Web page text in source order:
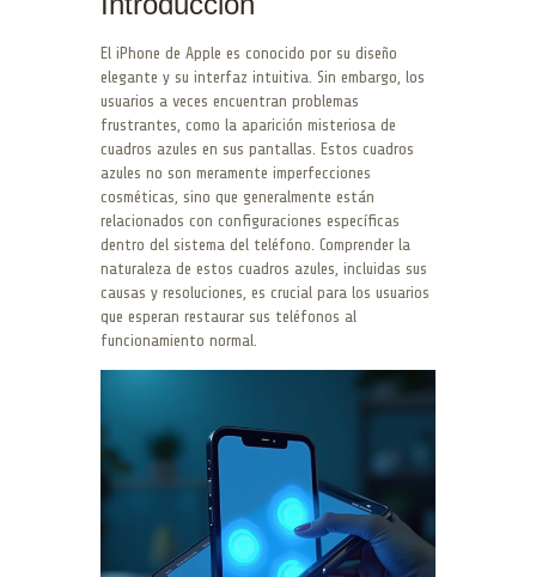
El iPhone de Apple es conocido por su diseño
elegante y su interfaz intuitiva. Sin embargo, los
usuarios a veces encuentran problemas
frustrantes, como la aparición misteriosa de
cuadros azules en sus pantallas. Estos cuadros
azules no son meramente imperfecciones
cosméticas, sino que generalmente están
relacionados con configuraciones específicas
dentro del sistema del teléfono. Comprender la
naturaleza de estos cuadros azules, incluidas sus
causas y resoluciones, es crucial para los usuarios
que esperan restaurar sus teléfonos al
funcionamiento normal.